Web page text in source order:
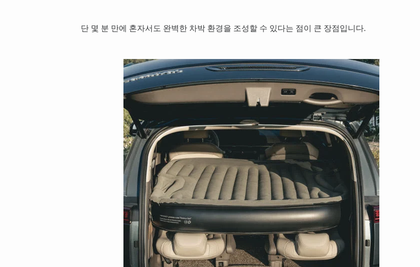
단 몇 분 만에 혼자서도 완벽한 차박 환경을 조성할 수 있다는 점이 큰 장점입니다.